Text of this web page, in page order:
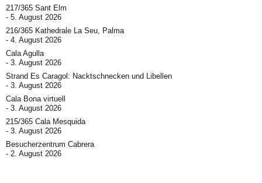
217/365 Sant Elm
5. August 2026
216/365 Kathedrale La Seu, Palma
4. August 2026
Cala Agulla
3. August 2026
Strand Es Caragol: Nacktschnecken und Libellen
3. August 2026
Cala Bona virtuell
3. August 2026
215/365 Cala Mesquida
3. August 2026
Besucherzentrum Cabrera
2. August 2026